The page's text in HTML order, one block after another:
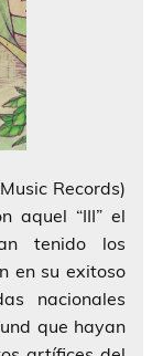
Records)
aquel “III” el
tenido los
en su exitoso
nacionales
que hayan